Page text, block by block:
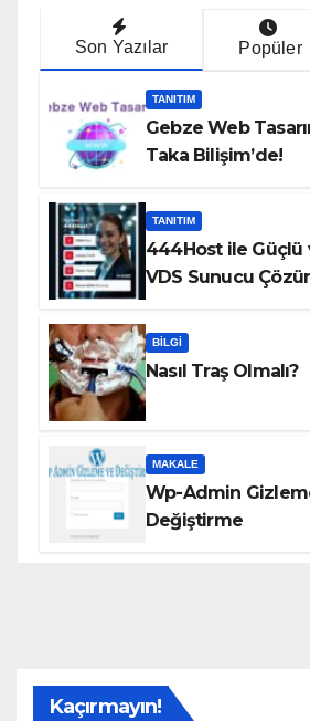
Son Yazılar Popüler
TANITIM
Gebze Web
Taka Bilişim’de!
TANITIM
444Host ile Güçlü
VDS Sunucu
BILGI
Nasıl Traş Olmalı?
MAKALE
Wp-Admin
Değiştirme
Kaçırmayın!